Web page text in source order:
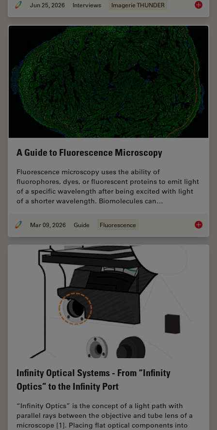
Jun 25, 2026 Interviews Imagerie THUNDER Fast,
A Guide to Fluorescence Microscopy
Fluorescence microscopy uses the ability of
fluorophores, dyes, or fluorescent proteins to emit light
of a specific wavelength after being excited with light
of a shorter wavelength. Biomolecules can…
Mar 09, 2026 Guide Fluorescence A
Infinity Optical Systems - From “Infinity
Optics” to the Infinity Port
“Infinity Optics” is the concept of a light path with
parallel rays between the objective and tube lens of a
microscope [1]. Placing flat optical components into